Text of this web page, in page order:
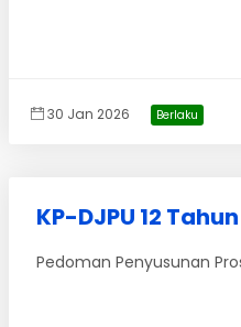
30 Jan 2026 Berlaku
KP-DJPU 12
Pedoman Penyusunan